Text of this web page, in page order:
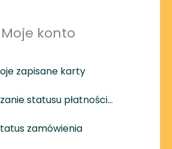
Moje konto
zapisane karty
statusu płatności…
zamówienia